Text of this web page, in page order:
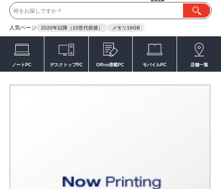
人気ページ 2020年以降（10世代前後） メモリ16GB
ノートPC デスクトップPC Office搭載PC モバイルPC 店舗一覧